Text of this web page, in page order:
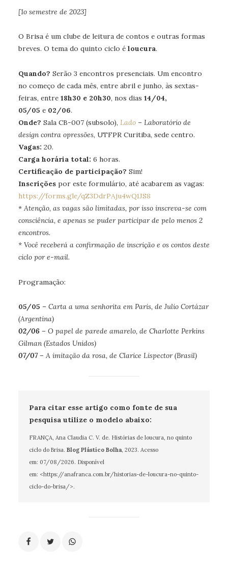
[1o semestre de 2023]
O Brisa é um clube de leitura de contos e outras formas
breves. O tema do quinto ciclo é loucura.
Quando? Serão 3 encontros presenciais. Um encontro
no começo de cada mês, entre abril e junho, às sextas-
feiras, entre 18h30 e 20h30, nos dias 14/04,
05/05 e 02/06.
Onde? Sala CB-007 (subsolo), Lado – Laboratório de
design contra opressões, UTFPR Curitiba, sede centro.
Vagas: 20.
Carga horária total: 6 horas.
Certificação de participação? Sim!
Inscrições por este formulário, até acabarem as vagas:
https://forms.gle/qZ3DdrPAju4wQ1JS8
* Atenção, as vagas são limitadas, por isso inscreva-se com
consciência, e apenas se puder participar de pelo menos 2
encontros.
* Você receberá a confirmação de inscrição e os contos deste
ciclo por e-mail.
Programação:
05/05 – Carta a uma senhorita em Paris, de Julio Cortázar
(Argentina)
02/06 – O papel de parede amarelo, de Charlotte Perkins
Gilman (Estados Unidos)
07/07 – A imitação da rosa, de Clarice Lispector (Brasil)
Para citar esse artigo como fonte de sua
pesquisa utilize o modelo abaixo:
FRANÇA, Ana Claudia C. V. de. Histórias de loucura, no quinto
ciclo do Brisa. Blog Plástico Bolha, 2023. Acesso
em: 07/08/2026. Disponível
em: <https://anafranca.com.br/historias-de-loucura-no-quinto-
ciclo-do-brisa/>.